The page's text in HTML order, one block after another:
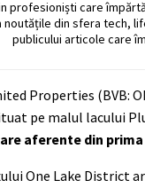
profesioniști care
din sfera tech,
publicului articole care
Properties (BVB:
pe malul lacului
aferente din
One Lake District